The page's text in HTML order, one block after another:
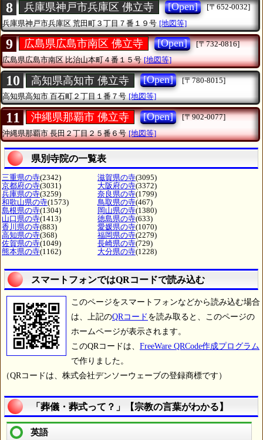
8 兵庫県神戸市兵庫区 佛立寺 [Open]
[〒652-0032]
兵庫県神戸市兵庫区 荒田町３丁目７番１９号 [地図等]
9 広島県広島市南区 佛立寺 [Open]
[〒732-0816]
広島県広島市南区比治山本町４番１５号 [地図等]
10 高知県高知市 佛立寺 [Open]
[〒780-8015]
高知県高知市百石町２丁目１番７号 [地図等]
11 沖縄県那覇市 佛立寺 [Open]
[〒902-0077]
沖縄県那覇市長田２丁目２５番６号 [地図等]
県別寺院の一覧表
三重県の寺(2342) 滋賀県の寺(3095)
京都府の寺(3031) 大阪府の寺(3372)
兵庫県の寺(3259) 奈良県の寺(1799)
和歌山県の寺(1573) 鳥取県の寺(467)
島根県の寺(1304) 岡山県の寺(1380)
山口県の寺(1413) 徳島県の寺(633)
香川県の寺(883) 愛媛県の寺(1070)
高知県の寺(368) 福岡県の寺(2279)
佐賀県の寺(1049) 長崎県の寺(729)
熊本県の寺(1162) 大分県の寺(1228)
スマートフォンではQRコードで読み込む
このページをスマートフォンなどから読み込む場合
は、上記のQRコード を読み取ると、このページの
ホームページが表示されます。
このQRコードは、 FreeWare QRCode作成プログラム
で作りました。
（QRコードは、株式会社デンソーウェーブの登録商標です）
「葬儀・葬式って？」【宗教の言葉がわかる】
英語